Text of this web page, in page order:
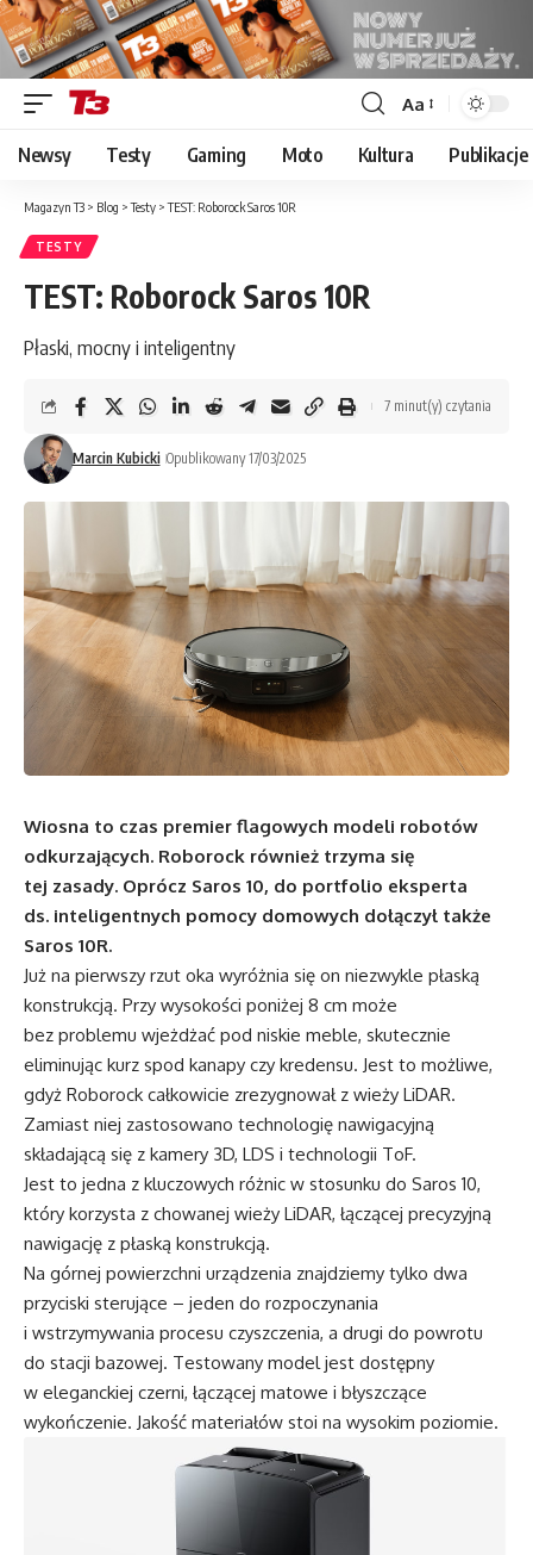
Font
Resizer
Aa
Newsy Testy Gaming Moto Kultura Publikacje
Magazyn T3 > Blog >Testy >TEST: Roborock Saros 10R
TESTY
TEST: Roborock Saros 10R
Płaski, mocny i inteligentny
Marcin Kubicki Opublikowany 17/03/2025
7 minut(y) czytania
Wiosna to czas premier flagowych modeli robotów
odkurzających. Roborock również trzyma się
tej zasady. Oprócz Saros 10, do portfolio eksperta
ds. inteligentnych pomocy domowych dołączył także
Saros 10R.
Już na pierwszy rzut oka wyróżnia się on niezwykle płaską
konstrukcją. Przy wysokości poniżej 8 cm może
bez problemu wjeżdżać pod niskie meble, skutecznie
eliminując kurz spod kanapy czy kredensu. Jest to możliwe,
gdyż Roborock całkowicie zrezygnował z wieży LiDAR.
Zamiast niej zastosowano technologię nawigacyjną
składającą się z kamery 3D, LDS i technologii ToF.
Jest to jedna z kluczowych różnic w stosunku do Saros 10,
który korzysta z chowanej wieży LiDAR, łączącej precyzyjną
nawigację z płaską konstrukcją.
Na górnej powierzchni urządzenia znajdziemy tylko dwa
przyciski sterujące – jeden do rozpoczynania
i wstrzymywania procesu czyszczenia, a drugi do powrotu
do stacji bazowej. Testowany model jest dostępny
w eleganckiej czerni, łączącej matowe i błyszczące
wykończenie. Jakość materiałów stoi na wysokim poziomie.